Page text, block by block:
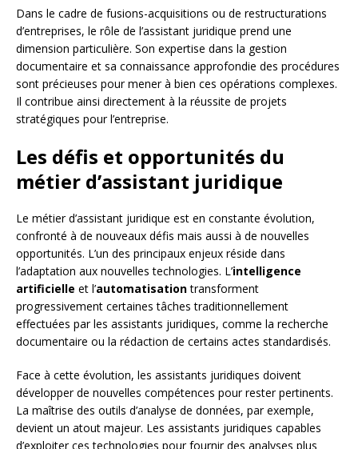
Dans le cadre de fusions-acquisitions ou de restructurations
d’entreprises, le rôle de l’assistant juridique prend une
dimension particulière. Son expertise dans la gestion
documentaire et sa connaissance approfondie des procédures
sont précieuses pour mener à bien ces opérations complexes.
Il contribue ainsi directement à la réussite de projets
stratégiques pour l’entreprise.
Les défis et opportunités du
métier d’assistant juridique
Le métier d’assistant juridique est en constante évolution,
confronté à de nouveaux défis mais aussi à de nouvelles
opportunités. L’un des principaux enjeux réside dans
l’adaptation aux nouvelles technologies. L’intelligence
artificielle et l’automatisationtransforment
progressivement certaines tâches traditionnellement
effectuées par les assistants juridiques, comme la recherche
documentaire ou la rédaction de certains actes standardisés.
Face à cette évolution, les assistants juridiques doivent
développer de nouvelles compétences pour rester pertinents.
La maîtrise des outils d’analyse de données, par exemple,
devient un atout majeur. Les assistants juridiques capables
d’exploiter ces technologies pour fournir des analyses plus